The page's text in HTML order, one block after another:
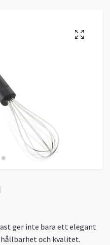
ger inte bara ett elegant
och kvalitet.